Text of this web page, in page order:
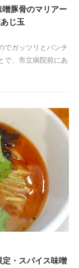
豚骨のマリアー
じ玉
でガッツリとパンチ
で、市立病院前にあ
・スパイス味噌